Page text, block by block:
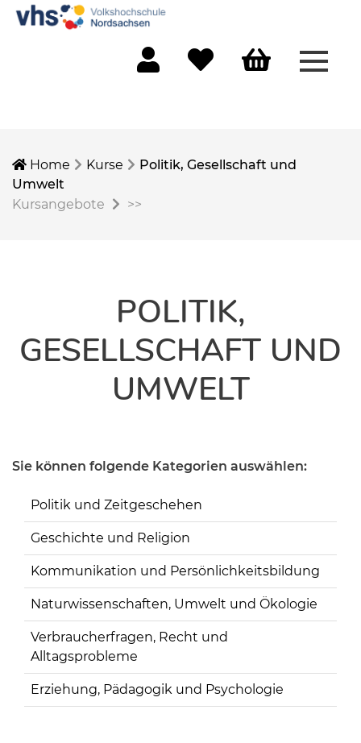
Home Kurse
Politik, Gesellschaft und
Umwelt
Kursangebote
>>
POLITIK,
GESELLSCHAFT UND
UMWELT
Sie können folgende Kategorien auswählen:
Politik und Zeitgeschehen
Geschichte und Religion
Kommunikation und Persönlichkeitsbildung
Naturwissenschaften, Umwelt und Ökologie
Verbraucherfragen, Recht und
Alltagsprobleme
Erziehung, Pädagogik und Psychologie